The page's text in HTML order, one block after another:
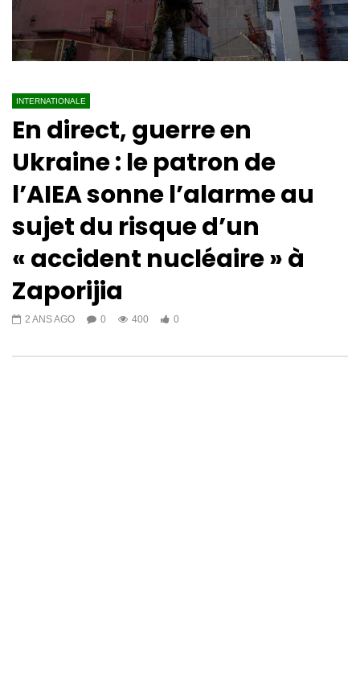
INTERNATIONALE
En direct, guerre en
Ukraine : le patron de
l’AIEA sonne l’alarme au
sujet du risque d’un
« accident nucléaire » à
Zaporijia
2 ANS AGO 0 400 0